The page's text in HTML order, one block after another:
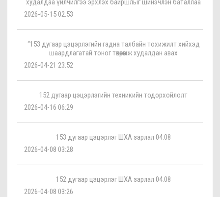
худалдаа үйлчилгээ эрхлэх байршлыг шинэчлэн баталлаа
2026-05-15 02:53
“153 дугаар цэцэрлэгийн гадна талбайн тохижилт хийхэд
шаардлагатай тоног төхөөрөмж худалдан авах
2026-04-21 23:52
152 дугаар цэцэрлэгийн техникийн тодорхойлолт
2026-04-16 06:29
153 дугаар цэцэрлэг ШХА зарлал 04.08
2026-04-08 03:28
152 дугаар цэцэрлэг ШХА зарлал 04.08
2026-04-08 03:26